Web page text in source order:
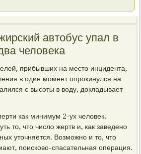
автобус упал в
человека
прибывших на место инцидента,
в один момент опрокинулся на
с высоты в воду, докладывает
как минимум 2-ух человек.
то, что число жертв и, как заведено
уточняется. Возможно и то, что
поисково-спасательная операция.